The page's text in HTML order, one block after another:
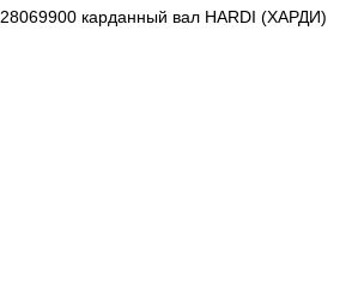
28069900 карданный вал HARDI (ХАРДИ)